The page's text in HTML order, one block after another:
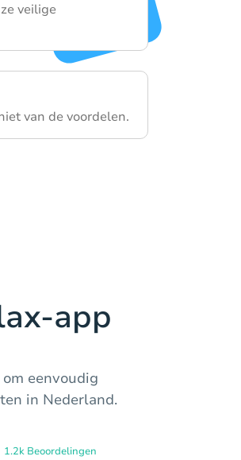
veilige
van de voordelen.
app
eenvoudig
in Nederland.
1.2k Beoordelingen